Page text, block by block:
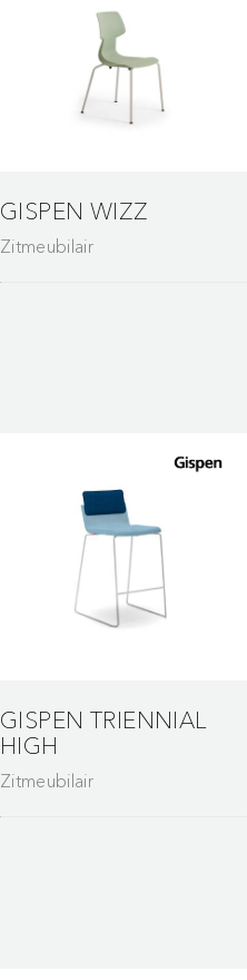
GISPEN WIZZ
Zitmeubilair
GISPEN TRIENNIAL
HIGH
Zitmeubilair